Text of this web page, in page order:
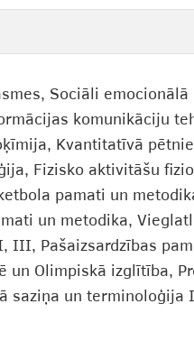
Sociāli emocionālā
komunikāciju
Kvantitatīvā
Fizisko aktivitāšu
pamati un
un metodika,
Pašaizsardzības
Olimpiskā izglītība,
saziņa un terminoloģija